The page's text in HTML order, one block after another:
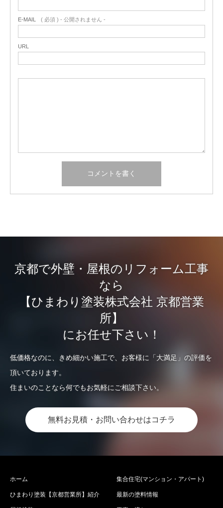
E-MAIL ( 必須 ) - 公開されません -
URL
京都で外壁・屋根のリフォーム工事
なら
【ひまわり塗装株式会社 京都営業
所】
にお任せ下さい！
低価格なのに、きめ細かい施工で、お客様に「大満足」の評価を
頂いております。
住まいのことなら何でもお気軽にご相談下さい。
無料お見積・お問い合わせはコチラ
ホーム
ひまわり塗装【京都営業所】紹介
集合住宅(マンション・アパート)
最新の塗料情報